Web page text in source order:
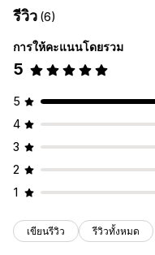
ตำแหน่งแบนเนอร์
การเปลี่ยนรูปแบบตามการแ
การกำหนดเป้าหมายทางภูมิศ
การวิเคราะห์และการรายงา
รายงานยอดเข้าชมร้านค้า
รีวิว (6)
การให้คะแนนโดยรวม
5
5
4
3
2
1
เขียนรีวิว รีวิวทั้งหมด